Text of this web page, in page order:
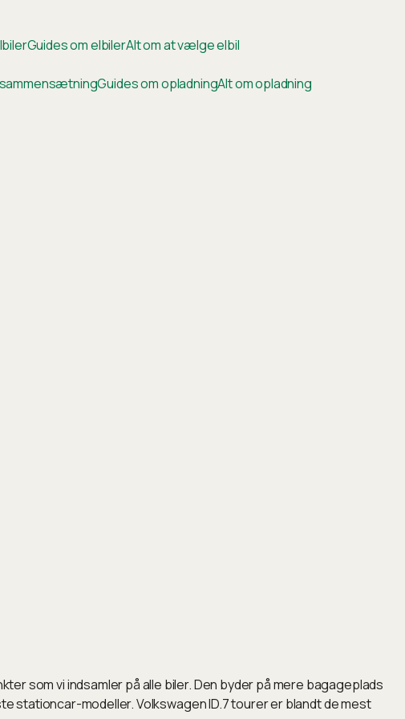
Guides om elbilerAlt om at vælge elbil
Guides om opladningAlt om opladning
som vi indsamler på alle biler. Den byder på mere bagageplads
stationcar-modeller. Volkswagen ID.7 tourer er blandt de mest